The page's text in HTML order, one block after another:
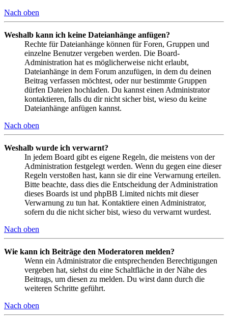
Nach oben
Weshalb kann ich keine Dateianhänge anfügen?
Rechte für Dateianhänge können für Foren, Gruppen und
einzelne Benutzer vergeben werden. Die Board-
Administration hat es möglicherweise nicht erlaubt,
Dateianhänge in dem Forum anzufügen, in dem du deinen
Beitrag verfassen möchtest, oder nur bestimmte Gruppen
dürfen Dateien hochladen. Du kannst einen Administrator
kontaktieren, falls du dir nicht sicher bist, wieso du keine
Dateianhänge anfügen kannst.
Nach oben
Weshalb wurde ich verwarnt?
In jedem Board gibt es eigene Regeln, die meistens von der
Administration festgelegt werden. Wenn du gegen eine dieser
Regeln verstoßen hast, kann sie dir eine Verwarnung erteilen.
Bitte beachte, dass dies die Entscheidung der Administration
dieses Boards ist und phpBB Limited nichts mit dieser
Verwarnung zu tun hat. Kontaktiere einen Administrator,
sofern du die nicht sicher bist, wieso du verwarnt wurdest.
Nach oben
Wie kann ich Beiträge den Moderatoren melden?
Wenn ein Administrator die entsprechenden Berechtigungen
vergeben hat, siehst du eine Schaltfläche in der Nähe des
Beitrags, um diesen zu melden. Du wirst dann durch die
weiteren Schritte geführt.
Nach oben